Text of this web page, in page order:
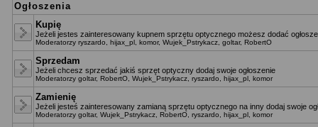
Ogłoszenia
Kupię
Jeżeli jestes zainteresowany kupnem sprzętu optycznego możesz dodać
Moderatorzy ryszardo hijax_pl komor, Wujek_Pstrykacz goltar, RobertO
Sprzedam
Jeżeli chcesz sprzedać jakiś sprzęt optyczny dodaj swoje ogłoszenie
Moderatorzy goltar, RobertO Wujek_Pstrykacz ryszardo hijax_pl komor
Zamienię
Jeżeli jesteś zainteresowany zamianą sprzętu optycznego na inny dodaj swoje
Moderatorzy goltar, Wujek_Pstrykacz RobertO ryszardo hijax_pl komor